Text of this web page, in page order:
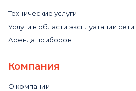
Технические услуги
Услуги в области эксплуатации сети
Аренда приборов
Компания
О компании